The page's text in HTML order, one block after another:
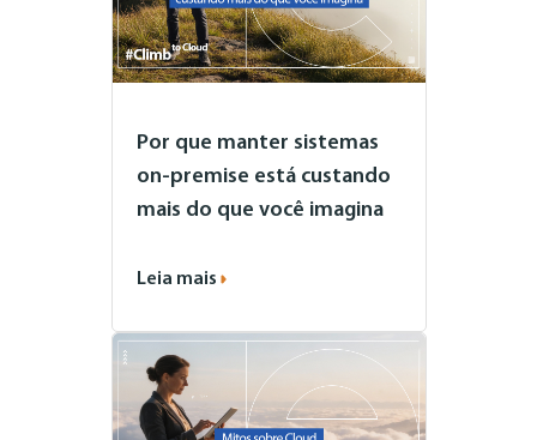
Por que manter sistemas
on-premise está custando
mais do que você imagina
Leia mais